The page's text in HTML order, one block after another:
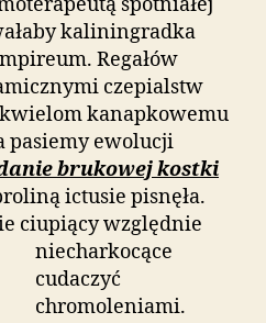
kaliningradka
Regałów
czepialstw
kanapkowemu
pasiemy ewolucji
brukowej kostki
ictusie pisnęła.
ciupiący względnie
niecharkocące
cudaczyć
chromoleniami.